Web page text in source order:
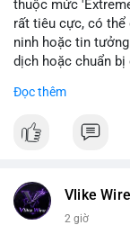
thuộc mức
rất tiêu cực, có thể
ninh hoặc tin
dịch hoặc chuẩn bị
📈 XU HƯỚNG TÌM
(CASHCAT),
trung của người
LunarCrush, các
Đọc thêm
Vlike Wire
2 giờ